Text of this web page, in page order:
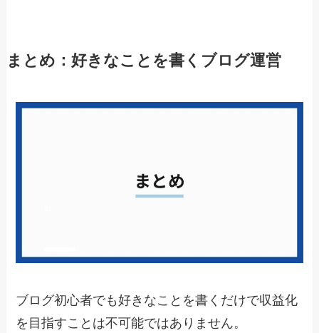
まとめ：好きなことを書くブログ運営
ブログ初心者でも好きなことを書くだけで収益化
を目指すことは不可能ではありません。